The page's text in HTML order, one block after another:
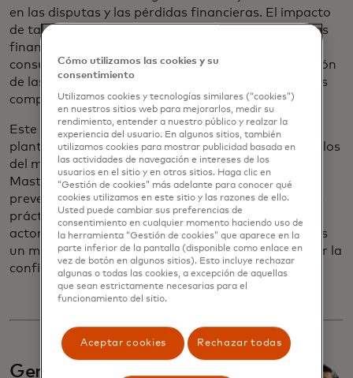
en las disputas y las pérdidas financieras. El impacto
de tales estafas se extiende más allá de las pérdidas
financieras inmediatas; Socava la confianza del
consumidor en el comercio digital, daña la reputación
de las instituciones y redes financieras y coloca a las
compañías legítimas en desventaja competitiva.
Este documento técnico explora los desafíos que
plantean los comerciantes fraudulentos, con ejemplos
del mundo real y un enfoque en los estándares de
Mastercard que dan forma a los esfuerzos de
prevención del fraude, y las herramientas y mejores
prácticas empleadas para combatir a estos malos
actores. Proporciona a todas las partes interesadas
un marco estable para mitigar el fraude y mantener la
confianza en las transacciones digitales.
Generar confianza digital
Cómo utilizamos las cookies y su
consentimiento
Utilizamos cookies y tecnologías similares (“cookies”)
en nuestros sitios web para mejorarlos, medir su
rendimiento, entender a nuestro público y realzar la
experiencia del usuario. En algunos sitios, también
utilizamos cookies para mostrar publicidad basada en
las actividades de navegación e intereses de los
usuarios en el sitio y en otros sitios. Haga clic en
“Gestión de cookies” más adelante para conocer qué
cookies utilizamos en este sitio y las razones de ello.
Usted puede cambiar sus preferencias de
consentimiento en cualquier momento haciendo uso de
la herramienta “Gestión de cookies” que aparece en la
parte inferior de la pantalla (disponible como enlace en
vez de botón en algunos sitios). Esto incluye rechazar
algunas o todas las cookies, a excepción de aquellas
que sean estrictamente necesarias para el
funcionamiento del sitio.
Aceptar cookies Rechazar todas